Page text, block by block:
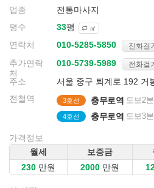
업종
전통마사지
평수
평 ㎡
연락처 전화걸
추가연락
처
전화걸
주소
서울 중구 퇴계로 192 거
전철역
3호선 충무로역 도보2분
4호선 충무로역 도보3분
가격정보
월세
보증금
만원
만원